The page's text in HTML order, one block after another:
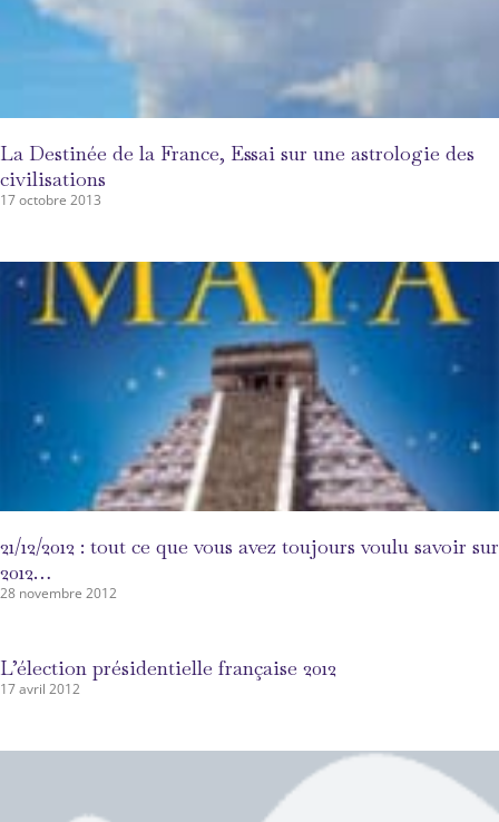
La Destinée de la France, Essai sur une astrologie des
civilisations
17 octobre 2013
21/12/2012 : tout ce que vous avez toujours voulu savoir sur
2012…
28 novembre 2012
L’élection présidentielle française 2012
17 avril 2012